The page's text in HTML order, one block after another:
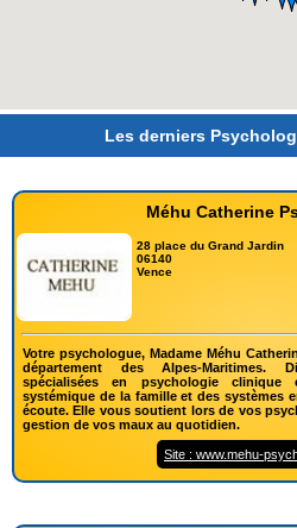
Les derniers
Méhu Catherine
28 place du Grand Jardin
06140
Vence
Votre psychologue, Madame Méhu
département des Alpes-Maritimes.
spécialisées en psychologie clinique
systémique de la famille et des systèmes
écoute. Elle vous soutient lors de vos
gestion de vos maux au quotidien.
Site : www.mehu-